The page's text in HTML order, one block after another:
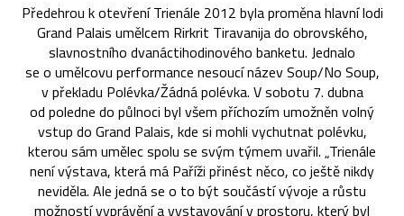
Předehrou k otevření Trienále 2012 byla proměna hlavní lodi
Grand Palais umělcem Rirkrit Tiravanija do obrovského,
slavnostního dvanáctihodinového banketu. Jednalo
se o umělcovu performance nesoucí název Soup/No Soup,
v překladu Polévka/Žádná polévka. V sobotu 7. dubna
od poledne do půlnoci byl všem příchozím umožněn volný
vstup do Grand Palais, kde si mohli vychutnat polévku,
kterou sám umělec spolu se svým týmem uvařil. „Trienále
není výstava, která má Paříži přinést něco, co ještě nikdy
neviděla. Ale jedná se o to být součástí vývoje a růstu
možností vyprávění a vystavování v prostoru, který byl